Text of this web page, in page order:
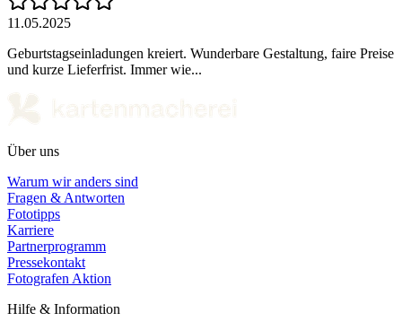
11.05.2025
Geburtstagseinladungen kreiert. Wunderbare Gestaltung, faire Preise
und kurze Lieferfrist. Immer wie...
Über uns
Warum wir anders sind
Fragen & Antworten
Fototipps
Karriere
Partnerprogramm
Pressekontakt
Fotografen Aktion
Hilfe & Information